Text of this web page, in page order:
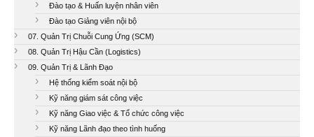
Đào tạo & Huấn luyện nhân viên
Đào tạo Giảng viên nội bộ
07. Quản Trị Chuỗi Cung Ứng (SCM)
08. Quản Trị Hậu Cần (Logistics)
09. Quản Trị & Lãnh Đạo
Hệ thống kiểm soát nội bộ
Kỹ năng giám sát công việc
Kỹ năng Giao việc & Tổ chức công việc
Kỹ năng Lãnh đạo theo tình huống